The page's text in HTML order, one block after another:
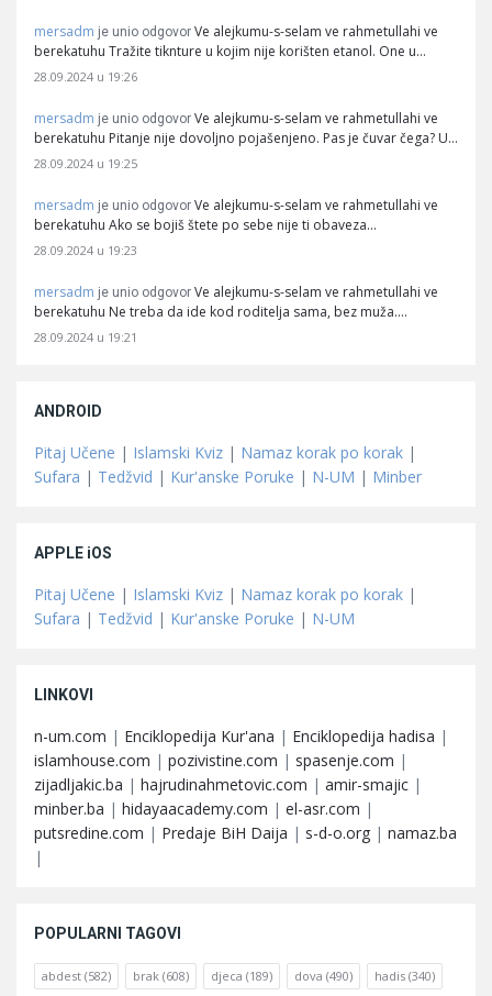
mersadm je unio odgovor Ve alejkumu-s-selam ve rahmetullahi ve
berekatuhu Tražite tiknture u kojim nije korišten etanol. One u…
28.09.2024 u 19:26
mersadm je unio odgovor Ve alejkumu-s-selam ve rahmetullahi ve
berekatuhu Pitanje nije dovoljno pojašenjeno. Pas je čuvar čega? U…
28.09.2024 u 19:25
mersadm je unio odgovor Ve alejkumu-s-selam ve rahmetullahi ve
berekatuhu Ako se bojiš štete po sebe nije ti obaveza…
28.09.2024 u 19:23
mersadm je unio odgovor Ve alejkumu-s-selam ve rahmetullahi ve
berekatuhu Ne treba da ide kod roditelja sama, bez muža.…
28.09.2024 u 19:21
ANDROID
Pitaj Učene | Islamski Kviz | Namaz korak po korak |
Sufara | Tedžvid | Kur'anske Poruke | N-UM | Minber
APPLE iOS
Pitaj Učene | Islamski Kviz | Namaz korak po korak |
Sufara | Tedžvid | Kur'anske Poruke | N-UM
LINKOVI
n-um.com | Enciklopedija Kur'ana | Enciklopedija hadisa |
islamhouse.com | pozivistine.com | spasenje.com |
zijadljakic.ba | hajrudinahmetovic.com | amir-smajic |
minber.ba | hidayaacademy.com | el-asr.com |
putsredine.com | Predaje BiH Daija | s-d-o.org | namaz.ba
|
POPULARNI TAGOVI
abdest (582) brak (608) djeca (189) dova (490) hadis (340)